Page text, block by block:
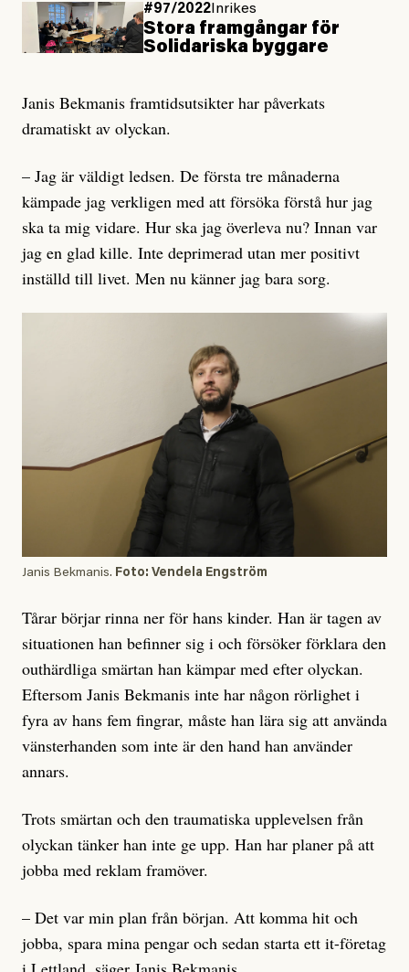
#97/2022 Inrikes
Stora framgångar för
Solidariska byggare
Janis Bekmanis framtidsutsikter har påverkats
dramatiskt av olyckan.
– Jag är väldigt ledsen. De första tre månaderna
kämpade jag verkligen med att försöka förstå hur jag
ska ta mig vidare. Hur ska jag överleva nu? Innan var
jag en glad kille. Inte deprimerad utan mer positivt
inställd till livet. Men nu känner jag bara sorg.
Janis Bekmanis. Foto: Vendela Engström
Tårar börjar rinna ner för hans kinder. Han är tagen av
situationen han befinner sig i och försöker förklara den
outhärdliga smärtan han kämpar med efter olyckan.
Eftersom Janis Bekmanis inte har någon rörlighet i
fyra av hans fem fingrar, måste han lära sig att använda
vänsterhanden som inte är den hand han använder
annars.
Trots smärtan och den traumatiska upplevelsen från
olyckan tänker han inte ge upp. Han har planer på att
jobba med reklam framöver.
– Det var min plan från början. Att komma hit och
jobba, spara mina pengar och sedan starta ett it-företag